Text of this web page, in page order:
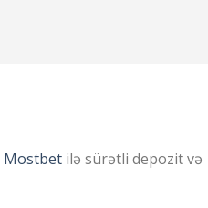
Mostbet ilə sürətli depozit və